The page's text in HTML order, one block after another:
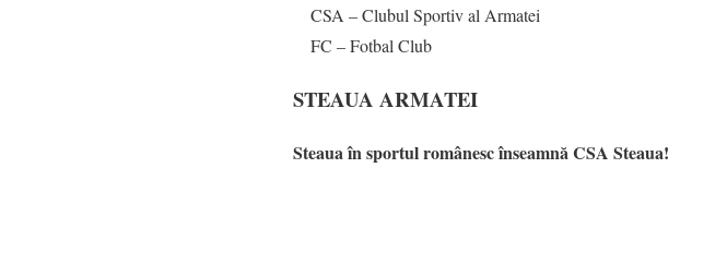
CSA – Clubul Sportiv al Armatei
FC – Fotbal Club
STEAUA ARMATEI
Steaua în sportul românesc înseamnă CSA Steaua!